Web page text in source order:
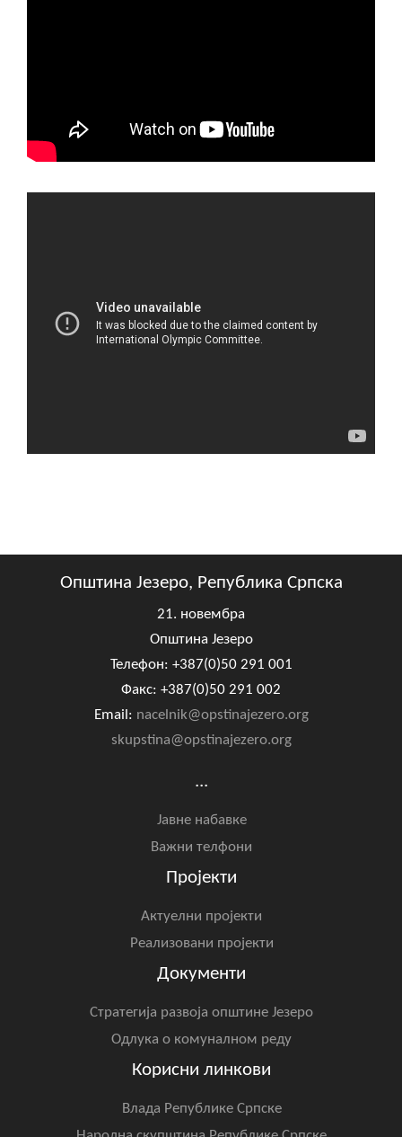
Туризам
Општина Језеро, Република Српска
21. новембра
Општина Језеро
Телефон: +387(0)50 291 001
Факс: +387(0)50 291 002
Email: nacelnik@opstinajezero.org
skupstina@opstinajezero.org
...
Јавне набавке
Важни телфони
Пројекти
Актуелни пројекти
Реализовани пројекти
Документи
Стратегија развоја општине Језеро
Одлука о комуналном реду
Корисни линкови
Влада Републике Српске